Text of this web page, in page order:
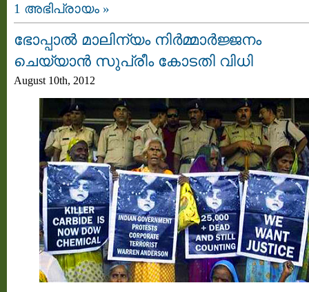
1 അഭിപ്രായം »
ഭോപ്പാൽ മാലിന്യം നിർമ്മാർജ്ജനം
ചെയ്യാൻ സുപ്രീം കോടതി വിധി
August 10th, 2012